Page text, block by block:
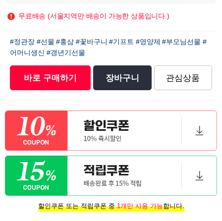
무료배송 (서울지역만 배송이 가능한 상품입니다.)
#정관장 #선물 #홍삼 #꽃바구니 #기프트 #영양제 #부모님선물 #
어머니생신 #갱년기선물
바로 구매하기 장바구니 관심상품
할인쿠폰 또는 적립쿠폰 중1개만 사용 가능합니다.